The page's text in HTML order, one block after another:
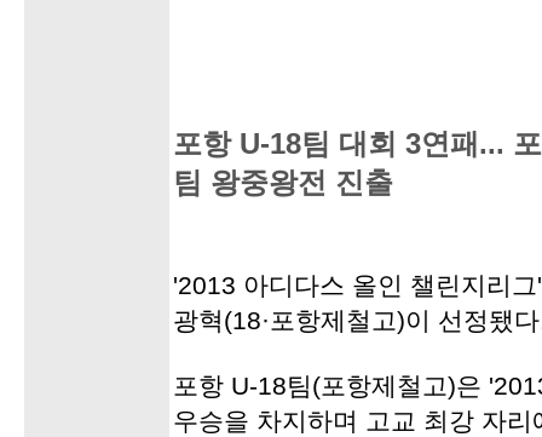
포항 U-18팀 대회 3연패...
팀 왕중왕전 진출
'2013 아디다스 올인 챌린지리
광혁(18·포항제철고)이 선정됐
포항 U-18팀(포항제철고)은
우승을 차지하며 고교 최강 자